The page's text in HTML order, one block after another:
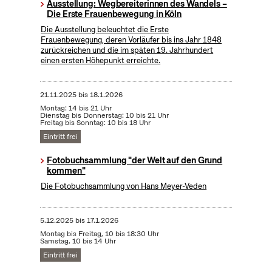
Ausstellung: Wegbereiterinnen des Wandels –
Die Erste Frauenbewegung in Köln
Die Ausstellung beleuchtet die Erste
Frauenbewegung, deren Vorläufer bis ins Jahr 1848
zurückreichen und die im späten 19. Jahrhundert
einen ersten Höhepunkt erreichte.
21.11.2025bis18.1.2026
Montag: 14 bis 21 Uhr
Dienstag bis Donnerstag: 10 bis 21 Uhr
Freitag bis Sonntag: 10 bis 18 Uhr
Eintritt frei
Fotobuchsammlung "der Welt auf den Grund
kommen"
Die Fotobuchsammlung von Hans Meyer-Veden
5.12.2025bis17.1.2026
Montag bis Freitag, 10 bis 18:30 Uhr
Samstag, 10 bis 14 Uhr
Eintritt frei